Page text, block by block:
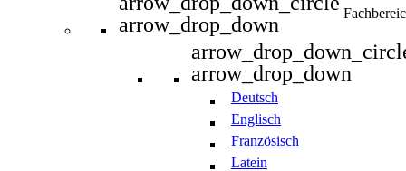
arrow_drop_down
arrow_drop_down
Deutsch
Englisch
Französisch
Latein